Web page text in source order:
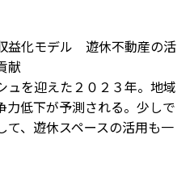
益化モデル 遊休不動産の活
献
を迎えた２０２３年。地域
力低下が予測される。少しで
て、遊休スペースの活用も一